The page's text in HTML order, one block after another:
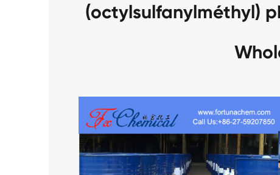
(octylsulfanylméthyl)